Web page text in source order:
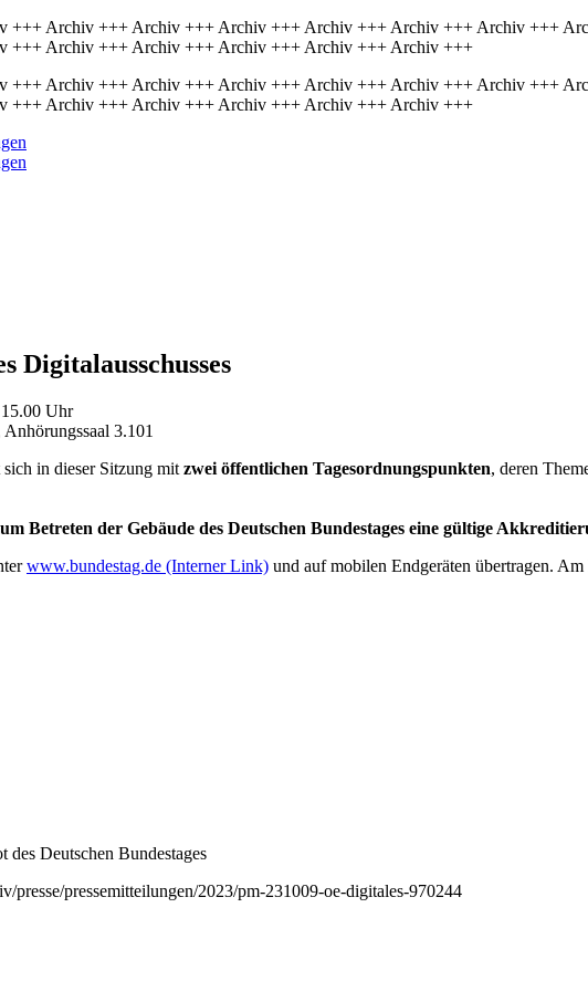
+++ Archiv +++ Archiv +++ Archiv +++ Archiv +++ Archiv +++ Archiv +++
+++ Archiv +++ Archiv +++ Archiv +++ Archiv +++ Archiv +++
+++ Archiv +++ Archiv +++ Archiv +++ Archiv +++ Archiv +++ Archiv +++
+++ Archiv +++ Archiv +++ Archiv +++ Archiv +++ Archiv +++
Digitalausschusses
Uhr
3.101
in dieser Sitzung mit zwei öffentlichen Tagesordnungspunkten, deren
Betreten der Gebäude des Deutschen Bundestages eine gültige
www.bundestag.de (Interner Link) und auf mobilen Endgeräten übertragen.
des Deutschen Bundestages
presse/pressemitteilungen/2023/pm-231009-oe-digitales-970244